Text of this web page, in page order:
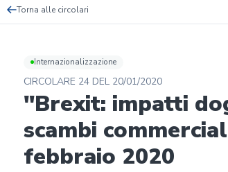
Torna alle circolari
Internazionalizzazione
CIRCOLARE 24 DEL 20/01/2020
"Brexit: impatti
scambi
febbraio 2020